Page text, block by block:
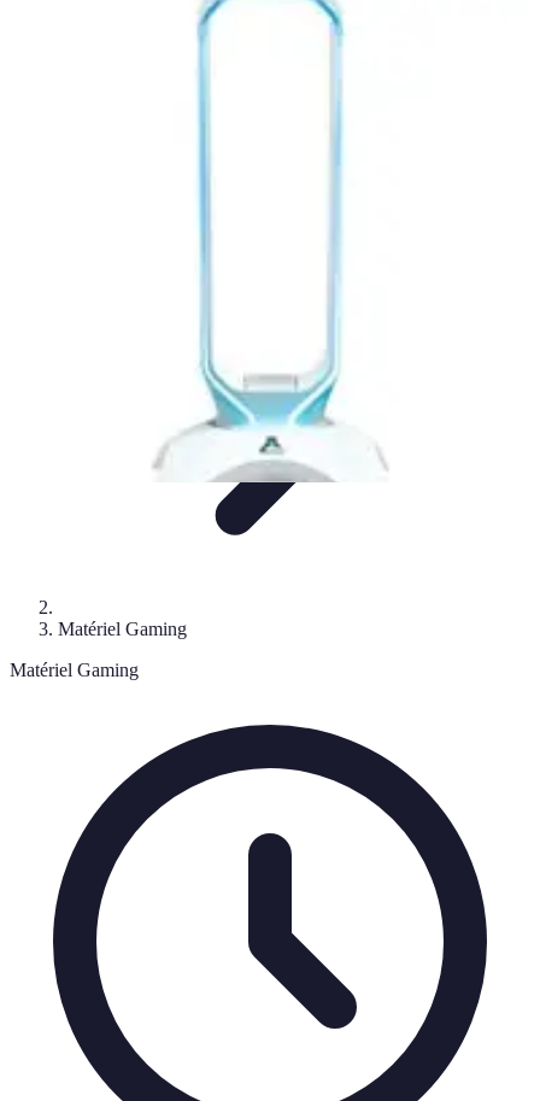
Équipement Gamer
Genres de
Matériel Gaming
Matériel Gaming